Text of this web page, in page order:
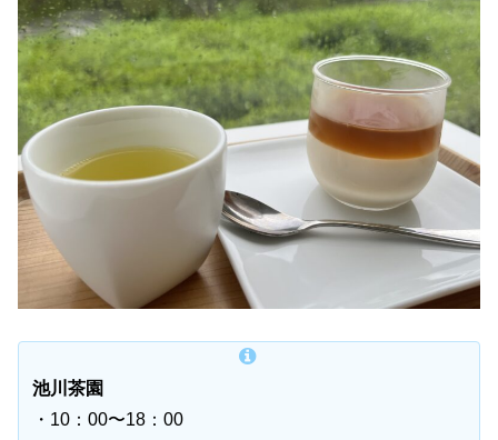
池川茶園
・10：00〜18：00